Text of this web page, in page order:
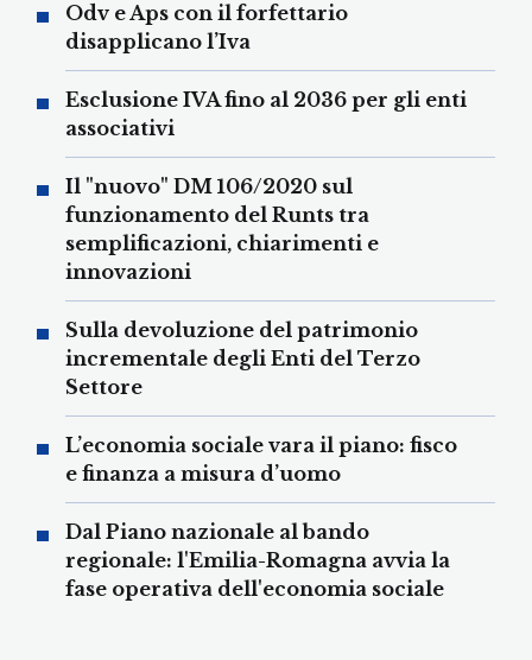
Odv e Aps con il forfettario
disapplicano l’Iva
Esclusione IVA fino al 2036 per gli enti
associativi
Il "nuovo" DM 106/2020 sul
funzionamento del Runts tra
semplificazioni, chiarimenti e
innovazioni
Sulla devoluzione del patrimonio
incrementale degli Enti del Terzo
Settore
L’economia sociale vara il piano: fisco
e finanza a misura d’uomo
Dal Piano nazionale al bando
regionale: l'Emilia-Romagna avvia la
fase operativa dell'economia sociale